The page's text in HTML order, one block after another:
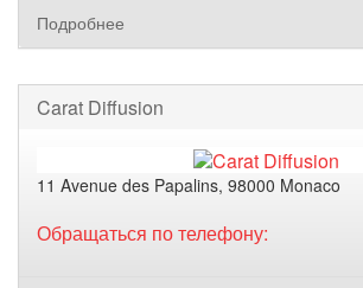
Подробнее
Carat Diffusion
11 Avenue des Papalins, 98000 Monaco
Обращаться по телефону: